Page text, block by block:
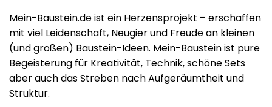
Mein-Baustein.de ist ein Herzensprojekt – erschaffen
mit viel Leidenschaft, Neugier und Freude an kleinen
(und großen) Baustein-Ideen. Mein-Baustein ist pure
Begeisterung für Kreativität, Technik, schöne Sets
aber auch das Streben nach Aufgeräumtheit und
Struktur.